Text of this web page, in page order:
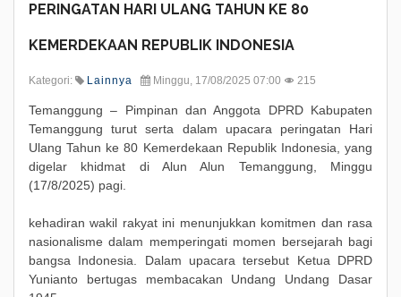
PERINGATAN HARI ULANG TAHUN KE 80
KEMERDEKAAN REPUBLIK INDONESIA
Kategori: Lainnya Minggu, 17/08/2025 07:00 215
Temanggung – Pimpinan dan Anggota DPRD Kabupaten
Temanggung turut serta dalam upacara peringatan Hari
Ulang Tahun ke 80 Kemerdekaan Republik Indonesia, yang
digelar khidmat di Alun Alun Temanggung, Minggu
(17/8/2025) pagi.
kehadiran wakil rakyat ini menunjukkan komitmen dan rasa
nasionalisme dalam memperingati momen bersejarah bagi
bangsa Indonesia. Dalam upacara tersebut Ketua DPRD
Yunianto bertugas membacakan Undang Undang Dasar